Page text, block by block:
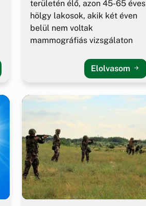
területén élő, azon 45-65 éves
hölgy lakosok, akik két éven
belül nem voltak
mammográfiás vizsgálaton
Elolvasom